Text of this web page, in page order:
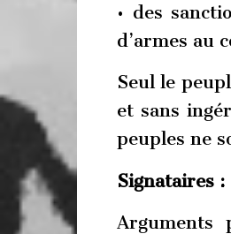
• des
d’armes au
Seul le
et sans
peuples ne
Signataires :
Arguments